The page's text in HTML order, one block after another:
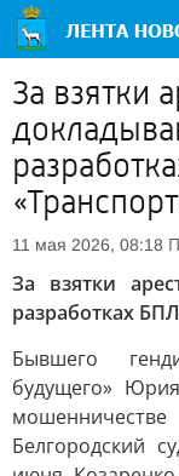
За взятки
11 мая 2026, 08:18
За взятки
разработках
Бывшего
будущего»
Белгородский